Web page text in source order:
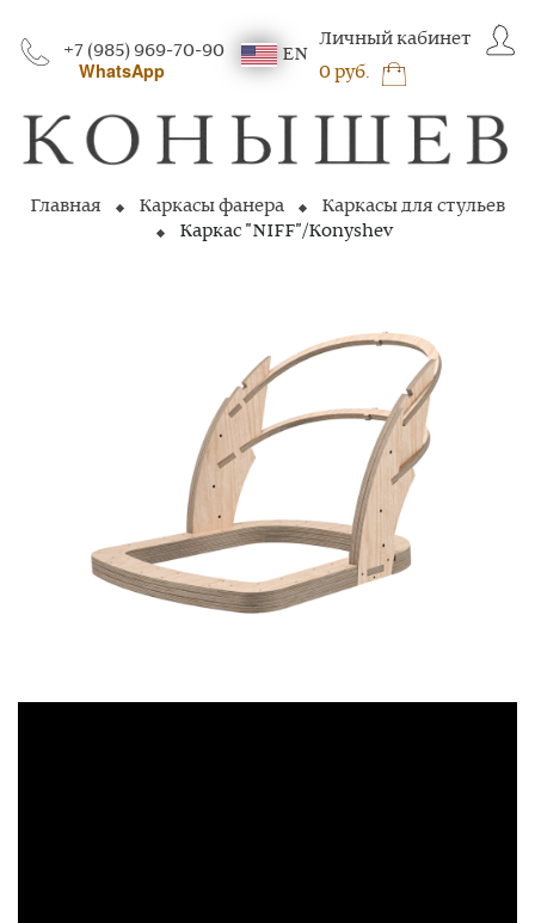
+7 (985) 969-70-90
WhatsApp
EN
Личный кабинет
0 руб.
Главная Каркасы фанера
Каркасы для стульев
Каркас "NIFF"/Konyshev